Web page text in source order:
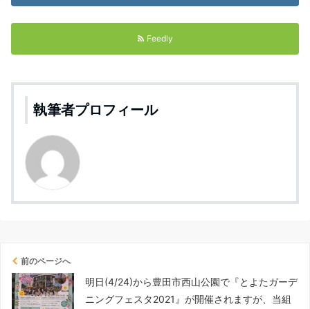
Feedly
執筆者プロフィール
前のページへ
明日(4/24)から豊田市西山公園で『とよたガーデ
ニングフェスタ2021』が開催されますが、当組